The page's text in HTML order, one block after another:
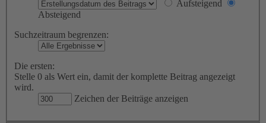
Aufsteigend
Absteigend
Suchzeitraum begrenzen:
Die ersten:
Stelle 0 als Wert ein, damit der komplette Beitrag angezeigt
wird.
Zeichen der Beiträge anzeigen